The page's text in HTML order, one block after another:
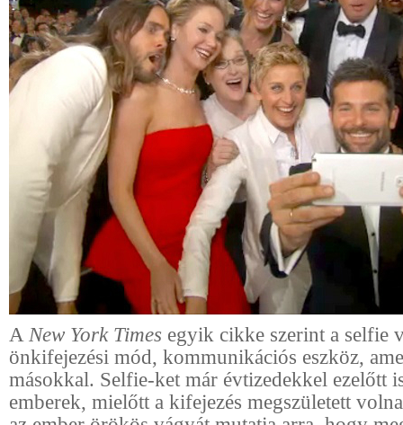
A New York Times egyik cikke szerint a selfie
önkifejezési mód, kommunikációs eszköz,
másokkal. Selfie-ket már évtizedekkel ezelőtt
emberek, mielőtt a kifejezés megszületett